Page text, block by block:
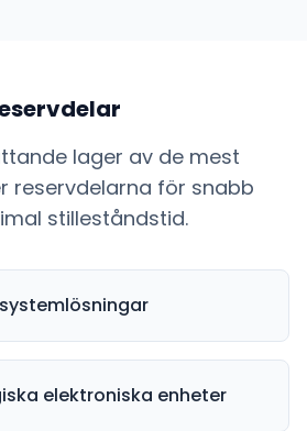
lager av de mest
reservdelarna för snabb
stilleståndstid.
elektroniska enheter